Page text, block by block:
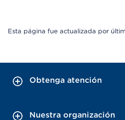
Esta página fue actualizada por
Obtenga atención
Nuestra organización